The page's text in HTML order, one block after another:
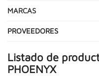
MARCAS
PROVEEDORES
Listado de
PHOENYX